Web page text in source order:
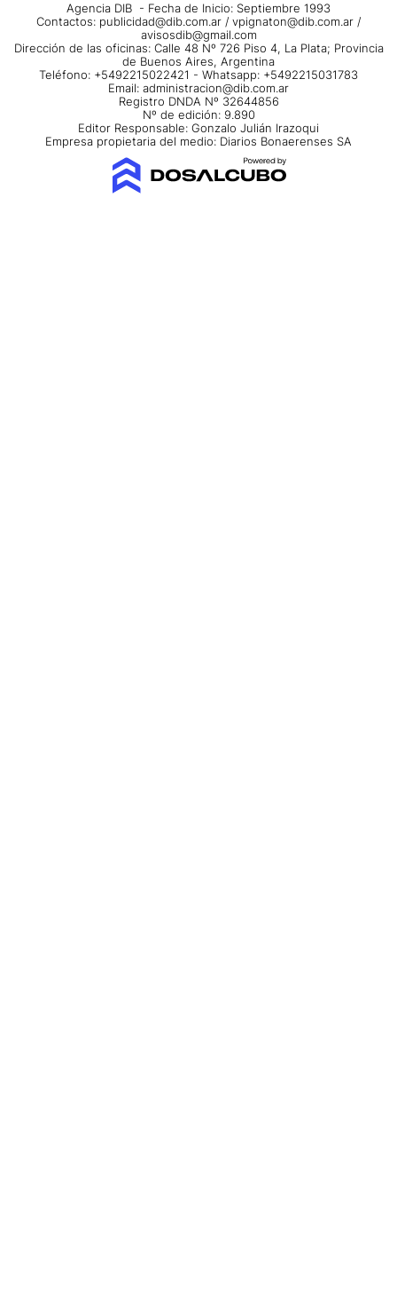
Agencia DIB - Fecha de Inicio: Septiembre 1993
Contactos: publicidad@dib.com.ar / vpignaton@dib.com.ar /
avisosdib@gmail.com
Dirección de las oficinas: Calle 48 Nº 726 Piso 4, La Plata; Provincia
de Buenos Aires, Argentina
Teléfono: +5492215022421 - Whatsapp: +5492215031783
Email: administracion@dib.com.ar
Registro DNDA Nº 32644856
Nº de edición: 9.890
Editor Responsable: Gonzalo Julián Irazoqui
Empresa propietaria del medio: Diarios Bonaerenses SA